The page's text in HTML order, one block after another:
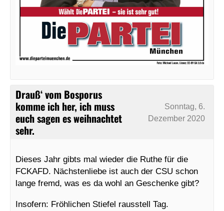
Drauß‘ vom Bosporus
komme ich her, ich muss
euch sagen es weihnachtet
sehr.
Sonntag, 6.
Dezember 2020
Dieses Jahr gibts mal wieder die Ruthe für die
FCKAFD. Nächstenliebe ist auch der CSU schon
lange fremd, was es da wohl an Geschenke gibt?
Insofern: Fröhlichen Stiefel rausstell Tag.